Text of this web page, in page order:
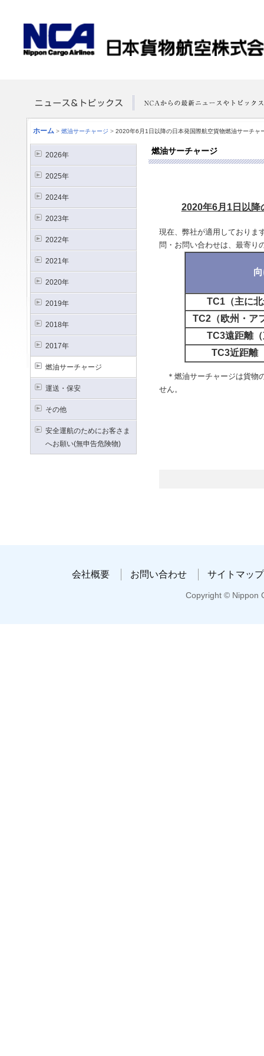
ホーム > 燃油サーチャージ > 2020年6月1日以降の日本発国際航空貨物燃油サーチャ
2026年
2025年
2024年
2023年
2022年
2021年
2020年
2019年
2018年
2017年
燃油サーチャージ
運送・保安
その他
安全運航のためにお客さま
へお願い(無申告危険物)
燃油サーチャージ
2020年6月1日以降
現在、弊社が適用しておりま
問・お問い合わせは、最寄り
TC1（主に
TC2（欧州・ア
TC3遠距離
TC3近距離
＊燃油サーチャージは貨物
せん。
会社概要 お問い合わせ サイトマップ
Copyright © Nippon